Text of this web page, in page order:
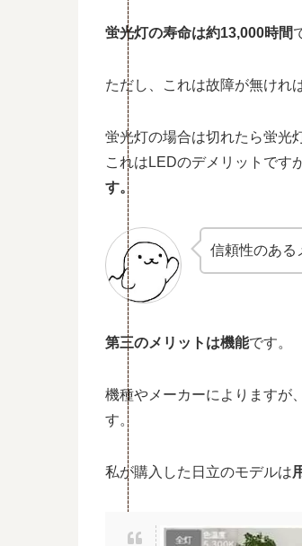
蛍光灯の寿命は約13,000時間
ただし、これは故障が無けれ
蛍光灯の場合は切れたら蛍光
これはLEDのデメリットですが
す。
信頼性のある
第三のメリットは機能です。
機種やメーカーによりますが
す。
私が購入した日立のモデルは